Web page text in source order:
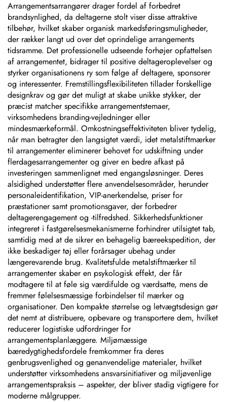
Arrangementsarrangører drager fordel af forbedret
brandsynlighed, da deltagerne stolt viser disse attraktive
tilbehør, hvilket skaber organisk markedsføringsmuligheder,
der rækker langt ud over det oprindelige arrangements
tidsramme. Det professionelle udseende forhøjer opfattelsen
af arrangementet, bidrager til positive deltageroplevelser og
styrker organisationens ry som følge af deltagere, sponsorer
og interessenter. Fremstillingsflexibiliteten tillader forskellige
designkrav og gør det muligt at skabe unikke stykker, der
præcist matcher specifikke arrangementstemaer,
virksomhedens branding-vejledninger eller
mindesmærkeformål. Omkostningseffektiviteten bliver tydelig,
når man betragter den langsigtet værdi, idet metalstiftmærker
til arrangementer eliminerer behovet for udskiftning under
flerdagesarrangementer og giver en bedre afkast på
investeringen sammenlignet med engangsløsninger. Deres
alsidighed understøtter flere anvendelsesområder, herunder
personaleidentifikation, VIP-anerkendelse, priser for
præstationer samt promotionsgaver, der forbedrer
deltagerengagement og -tilfredshed. Sikkerhedsfunktioner
integreret i fastgørelsesmekanismerne forhindrer utilsigtet tab,
samtidig med at de sikrer en behagelig bæreekspedition, der
ikke beskadiger tøj eller forårsager ubehag under
længerevarende brug. Kvalitetsfulde metalstiftmærker til
arrangementer skaber en psykologisk effekt, der får
modtagere til at føle sig værdifulde og værdsatte, mens de
fremmer følelsesmæssige forbindelser til mærker og
organisationer. Den kompakte størrelse og letvægtsdesign gør
det nemt at distribuere, opbevare og transportere dem, hvilket
reducerer logistiske udfordringer for
arrangementsplanlæggere. Miljømæssige
bæredygtighedsfordele fremkommer fra deres
genbrugsvenlighed og genanvendelige materialer, hvilket
understøtter virksomhedens ansvarsinitiativer og miljøvenlige
arrangementspraksis – aspekter, der bliver stadig vigtigere for
moderne målgrupper.